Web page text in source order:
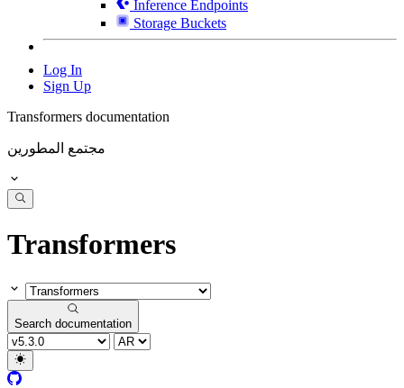
Inference Endpoints
Storage Buckets
Log In
Sign Up
Transformers documentation
مجتمع المطورين
Transformers
Search documentation